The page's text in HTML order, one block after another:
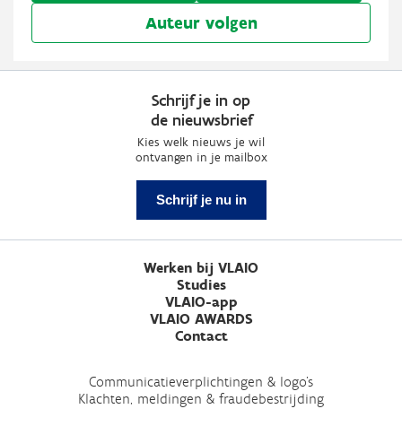
Auteur volgen
Schrijf je in op
de nieuwsbrief
Kies welk nieuws je wil
ontvangen in je mailbox
Schrijf je nu in
Werken bij VLAIO
Studies
VLAIO-app
VLAIO AWARDS
Contact
Communicatieverplichtingen & logo's
Klachten, meldingen & fraudebestrijding